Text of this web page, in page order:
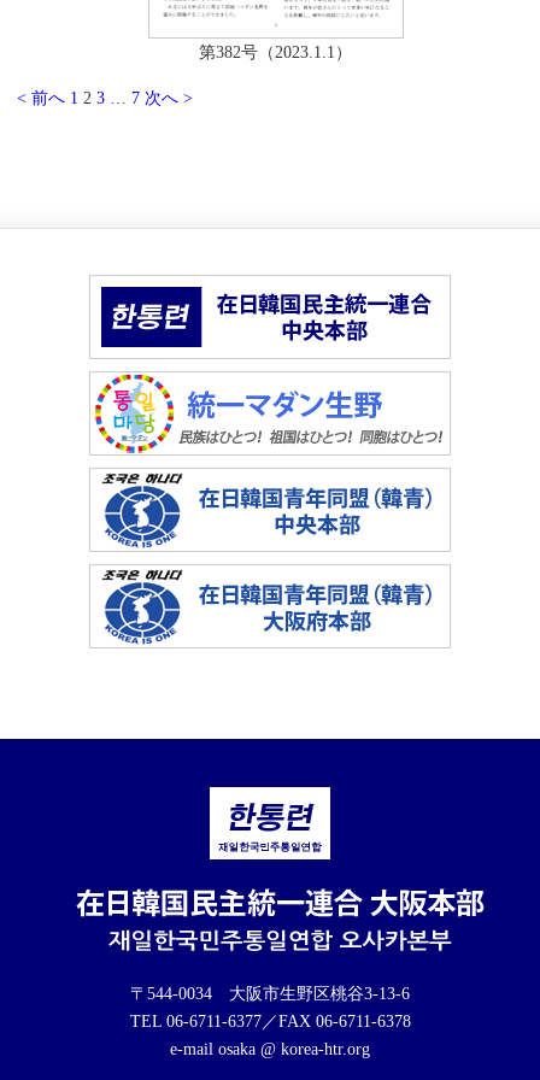
第382号（2023.1.1）
< 前へ 1 2 3 … 7 次へ >
〒544-0034 大阪市生野区桃谷3-13-6
TEL 06-6711-6377／FAX 06-6711-6378
e-mail osaka @ korea-htr.org